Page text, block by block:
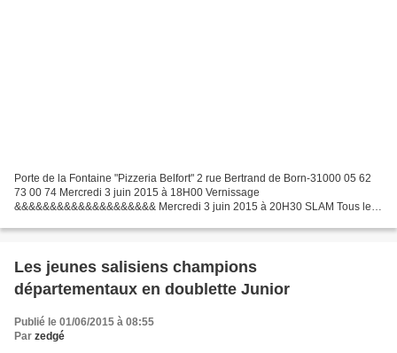
Porte de la Fontaine "Pizzeria Belfort" 2 rue Bertrand de Born-31000 05 62
73 00 74 Mercredi 3 juin 2015 à 18H00 Vernissage
&&&&&&&&&&&&&&&&&&&& Mercredi 3 juin 2015 à 20H30 SLAM Tous les
Les jeunes salisiens champions
départementaux en doublette Junior
Publié le 01/06/2015 à 08:55
Par zedgé